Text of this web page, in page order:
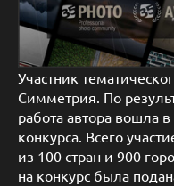
Участник
Симметрия. По
работа автора вошла
конкурса. Всего
из 100 стран и 900
на конкурс была